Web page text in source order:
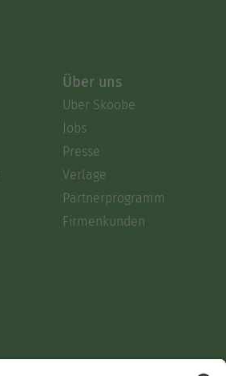
Über uns
Über Skoobe
Jobs
Presse
Verlage
Partnerprogramm
Firmenkunden